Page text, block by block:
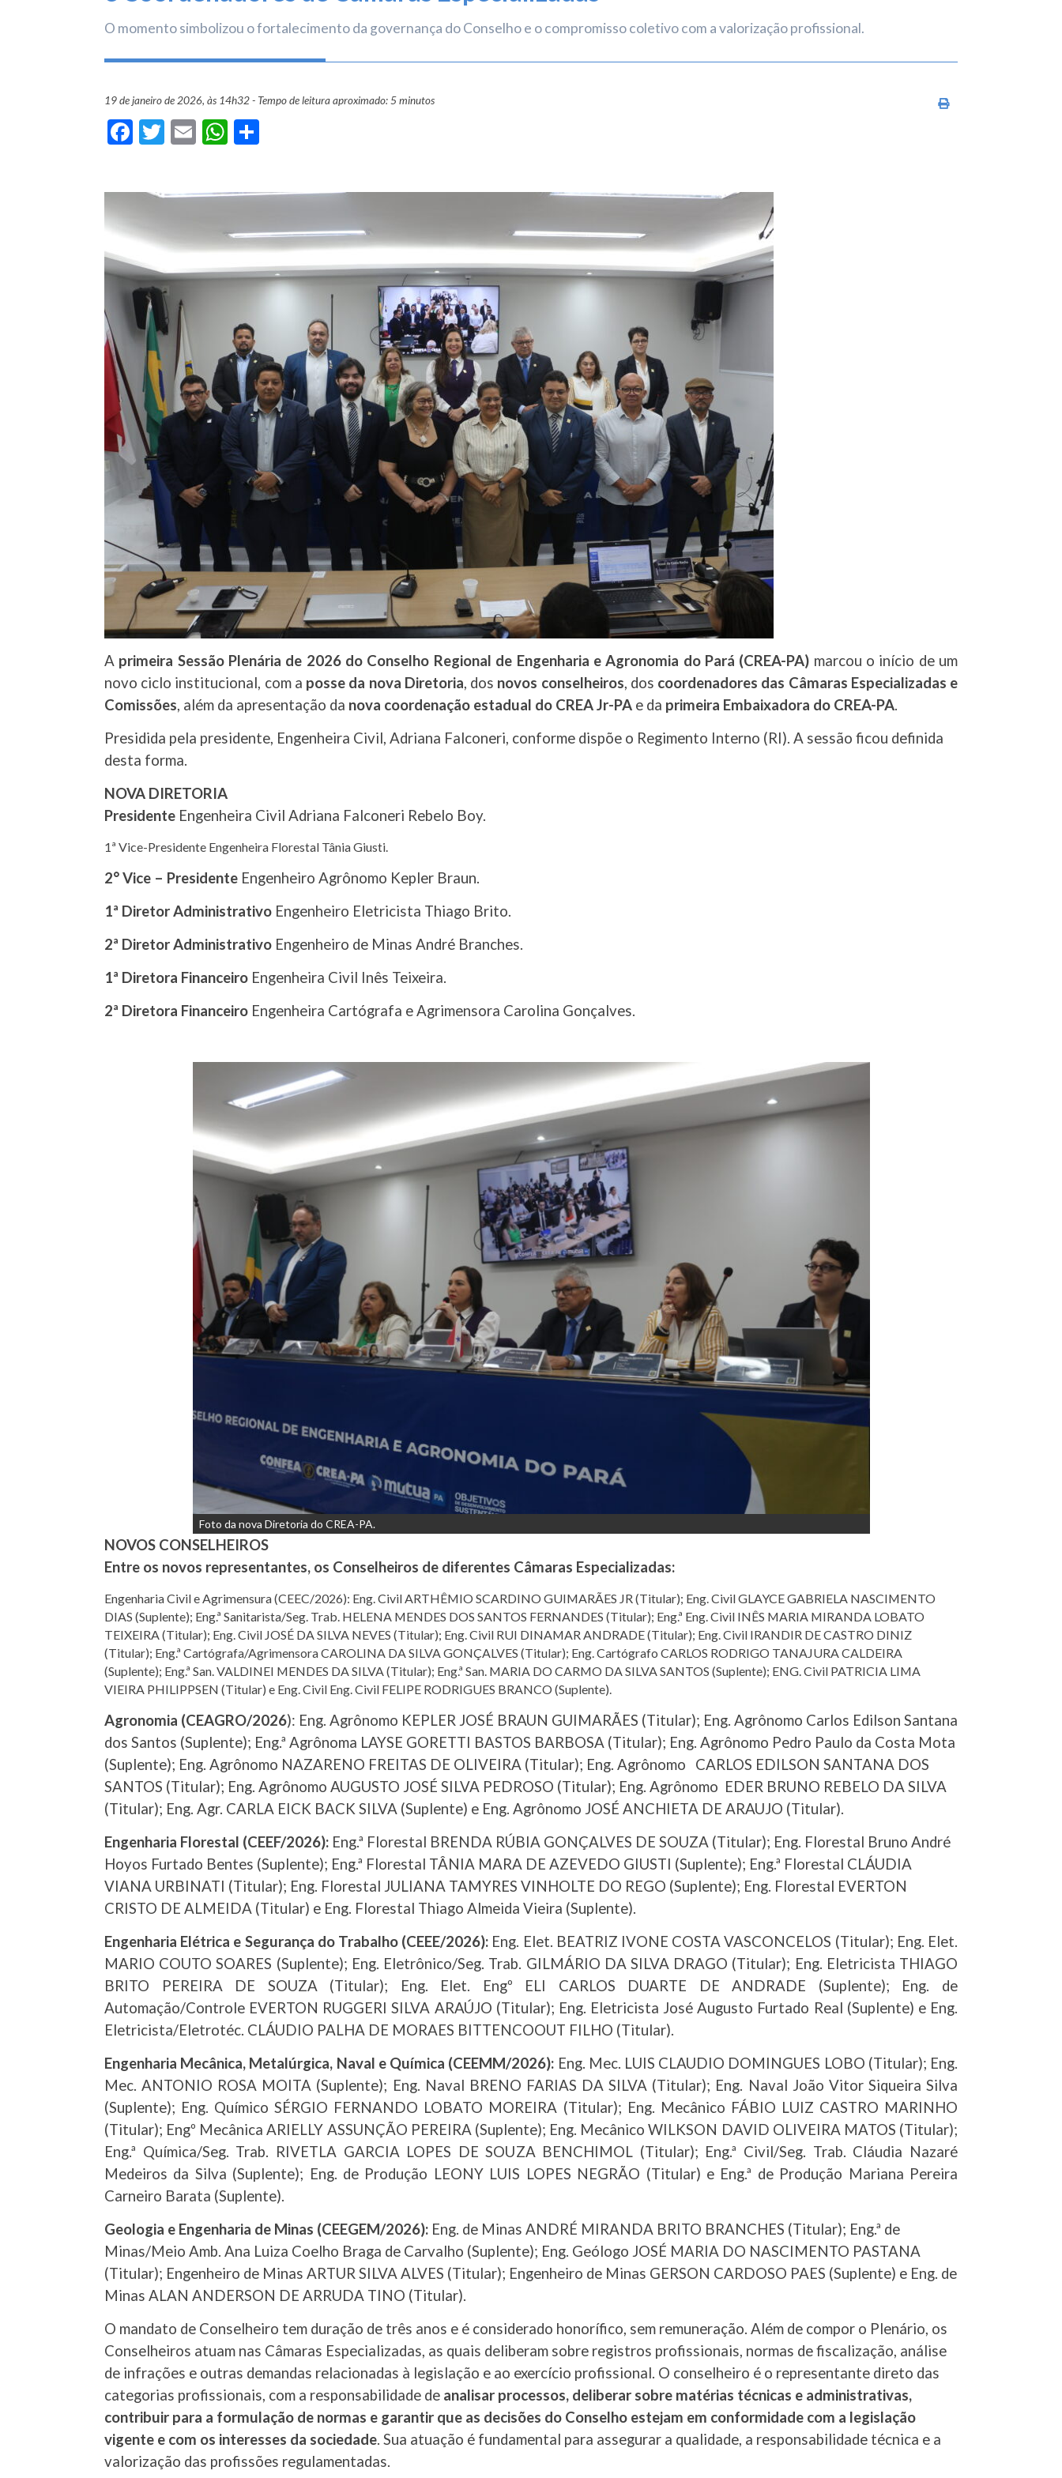
O momento simbolizou o fortalecimento da governança do Conselho e o compromisso coletivo com a valorização profissional.
Imprimir conteúdo
19 de janeiro de 2026, às 14h32 - Tempo de leitura aproximado: 5 minutos
Facebook
Twitter
EmailWhatsApp
A primeira Sessão Plenária de 2026 do Conselho Regional de Engenharia e Agronomia do Pará (CREA-PA) marcou o início de um
novo ciclo institucional, com a posse da nova Diretoria, dos novos conselheiros, dos coordenadores das Câmaras Especializadas e
Comissões, além da apresentação da nova coordenação estadual do CREA Jr-PA e da primeira Embaixadora do CREA-PA.
Presidida pela presidente, Engenheira Civil, Adriana Falconeri, conforme dispõe o Regimento Interno (RI). A sessão ficou definida
desta forma.
NOVA DIRETORIA
Presidente Engenheira Civil Adriana Falconeri Rebelo Boy.
1ª Vice-Presidente Engenheira Florestal Tânia Giusti.
2° Vice – Presidente Engenheiro Agrônomo Kepler Braun.
1ª Diretor Administrativo Engenheiro Eletricista Thiago Brito.
2ª Diretor Administrativo Engenheiro de Minas André Branches.
1ª Diretora Financeiro Engenheira Civil Inês Teixeira.
2ª Diretora Financeiro Engenheira Cartógrafa e Agrimensora Carolina Gonçalves.
Foto da nova Diretoria do CREA-PA.
NOVOS CONSELHEIROS
Entre os novos representantes, os Conselheiros de diferentes Câmaras Especializadas:
Engenharia Civil e Agrimensura (CEEC/2026): Eng. Civil ARTHÊMIO SCARDINO GUIMARÃES JR (Titular); Eng. Civil GLAYCE GABRIELA NASCIMENTO
DIAS (Suplente); Eng.ª Sanitarista/Seg. Trab. HELENA MENDES DOS SANTOS FERNANDES (Titular); Eng.ª Eng. Civil INÊS MARIA MIRANDA LOBATO
TEIXEIRA (Titular); Eng. Civil JOSÉ DA SILVA NEVES (Titular); Eng. Civil RUI DINAMAR ANDRADE (Titular); Eng. Civil IRANDIR DE CASTRO DINIZ
(Titular); Eng.ª Cartógrafa/Agrimensora CAROLINA DA SILVA GONÇALVES (Titular); Eng. Cartógrafo CARLOS RODRIGO TANAJURA CALDEIRA
(Suplente); Eng.ª San. VALDINEI MENDES DA SILVA (Titular); Eng.ª San. MARIA DO CARMO DA SILVA SANTOS (Suplente); ENG. Civil PATRICIA LIMA
VIEIRA PHILIPPSEN (Titular) e Eng. Civil Eng. Civil FELIPE RODRIGUES BRANCO (Suplente).
Agronomia (CEAGRO/2026): Eng. Agrônomo KEPLER JOSÉ BRAUN GUIMARÃES (Titular); Eng. Agrônomo Carlos Edilson Santana
dos Santos (Suplente); Eng.ª Agrônoma LAYSE GORETTI BASTOS BARBOSA (Titular); Eng. Agrônomo Pedro Paulo da Costa Mota
(Suplente); Eng. Agrônomo NAZARENO FREITAS DE OLIVEIRA (Titular); Eng. Agrônomo CARLOS EDILSON SANTANA DOS
SANTOS (Titular); Eng. Agrônomo AUGUSTO JOSÉ SILVA PEDROSO (Titular); Eng. Agrônomo EDER BRUNO REBELO DA SILVA
(Titular); Eng. Agr. CARLA EICK BACK SILVA (Suplente) e Eng. Agrônomo JOSÉ ANCHIETA DE ARAUJO (Titular).
Engenharia Florestal (CEEF/2026): Eng.ª Florestal BRENDA RÚBIA GONÇALVES DE SOUZA (Titular); Eng. Florestal Bruno André
Hoyos Furtado Bentes (Suplente); Eng.ª Florestal TÂNIA MARA DE AZEVEDO GIUSTI (Suplente); Eng.ª Florestal CLÁUDIA
VIANA URBINATI (Titular); Eng. Florestal JULIANA TAMYRES VINHOLTE DO REGO (Suplente); Eng. Florestal EVERTON
CRISTO DE ALMEIDA (Titular) e Eng. Florestal Thiago Almeida Vieira (Suplente).
Engenharia Elétrica e Segurança do Trabalho (CEEE/2026): Eng. Elet. BEATRIZ IVONE COSTA VASCONCELOS (Titular); Eng. Elet.
MARIO COUTO SOARES (Suplente); Eng. Eletrônico/Seg. Trab. GILMÁRIO DA SILVA DRAGO (Titular); Eng. Eletricista THIAGO
BRITO PEREIRA DE SOUZA (Titular); Eng. Elet. Engº ELI CARLOS DUARTE DE ANDRADE (Suplente); Eng. de
Automação/Controle EVERTON RUGGERI SILVA ARAÚJO (Titular); Eng. Eletricista José Augusto Furtado Real (Suplente) e Eng.
Eletricista/Eletrotéc. CLÁUDIO PALHA DE MORAES BITTENCOOUT FILHO (Titular).
Engenharia Mecânica, Metalúrgica, Naval e Química (CEEMM/2026): Eng. Mec. LUIS CLAUDIO DOMINGUES LOBO (Titular); Eng.
Mec. ANTONIO ROSA MOITA (Suplente); Eng. Naval BRENO FARIAS DA SILVA (Titular); Eng. Naval João Vitor Siqueira Silva
(Suplente); Eng. Químico SÉRGIO FERNANDO LOBATO MOREIRA (Titular); Eng. Mecânico FÁBIO LUIZ CASTRO MARINHO
(Titular); Engº Mecânica ARIELLY ASSUNÇÃO PEREIRA (Suplente); Eng. Mecânico WILKSON DAVID OLIVEIRA MATOS (Titular);
Eng.ª Química/Seg. Trab. RIVETLA GARCIA LOPES DE SOUZA BENCHIMOL (Titular); Eng.ª Civil/Seg. Trab. Cláudia Nazaré
Medeiros da Silva (Suplente); Eng. de Produção LEONY LUIS LOPES NEGRÃO (Titular) e Eng.ª de Produção Mariana Pereira
Carneiro Barata (Suplente).
Geologia e Engenharia de Minas (CEEGEM/2026): Eng. de Minas ANDRÉ MIRANDA BRITO BRANCHES (Titular); Eng.ª de
Minas/Meio Amb. Ana Luiza Coelho Braga de Carvalho (Suplente); Eng. Geólogo JOSÉ MARIA DO NASCIMENTO PASTANA
(Titular); Engenheiro de Minas ARTUR SILVA ALVES (Titular); Engenheiro de Minas GERSON CARDOSO PAES (Suplente) e Eng. de
Minas ALAN ANDERSON DE ARRUDA TINO (Titular).
O mandato de Conselheiro tem duração de três anos e é considerado honorífico, sem remuneração. Além de compor o Plenário, os
Conselheiros atuam nas Câmaras Especializadas, as quais deliberam sobre registros profissionais, normas de fiscalização, análise
de infrações e outras demandas relacionadas à legislação e ao exercício profissional. O conselheiro é o representante direto das
categorias profissionais, com a responsabilidade de analisar processos, deliberar sobre matérias técnicas e administrativas,
contribuir para a formulação de normas e garantir que as decisões do Conselho estejam em conformidade com a legislação
vigente e com os interesses da sociedade. Sua atuação é fundamental para assegurar a qualidade, a responsabilidade técnica e a
valorização das profissões regulamentadas.